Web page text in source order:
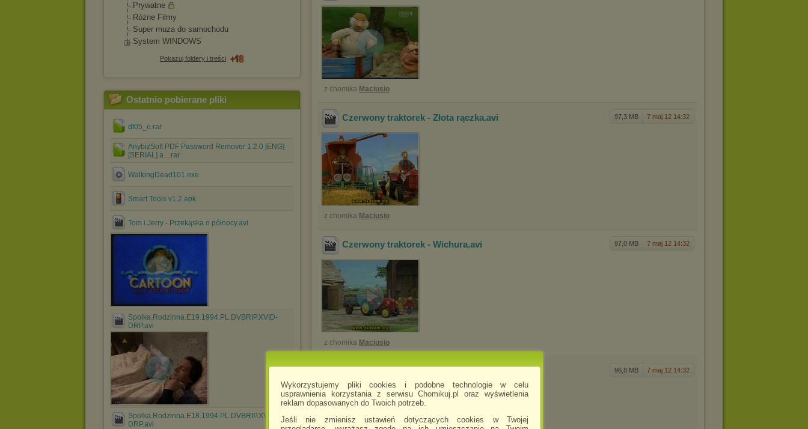
Wykorzystujemy pliki cookies i podobne technologie w celu
usprawnienia korzystania z serwisu Chomikuj.pl oraz wyświetlenia
reklam dopasowanych do Twoich potrzeb.
Jeśli nie zmienisz ustawień dotyczących cookies w Twojej
Prywatne
Różne Filmy
Super muza do samochodu
System WINDOWS
Pokazuj foldery i treści
Ostatnio pobierane pliki
dt05_e.rar
AnybizSoft PDF Password Remover 1.2.0 [ENG]
[SERIAL] a....rar
WalkingDead101.exe
Smart Tools v1.2.apk
Tom i Jerry - Przekąska o północy.avi
Spolka.Rodzinna.E19.1994.PL.DVBRIP.XVID-
DRP.avi
...
Spolka.Rodzinna.E18.1994.PL.DVBRIP.XVID-
DRP.avi
z chomika Maciusio
97,3 MB 7 maj 12 14:32
Czerwony traktorek - Złota rączka.avi
z chomika Maciusio
97,0 MB 7 maj 12 14:32
Czerwony traktorek - Wichura.avi
z chomika Maciusio
96,8 MB 7 maj 12 14:32